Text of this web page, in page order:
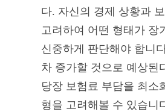
다. 자신의 경제 상황과
고려하여 어떤 형태가 장
신중하게 판단해야 합니
차 증가할 것으로 예상된
당장 보험료 부담을 최소
형을 고려해볼 수 있습니